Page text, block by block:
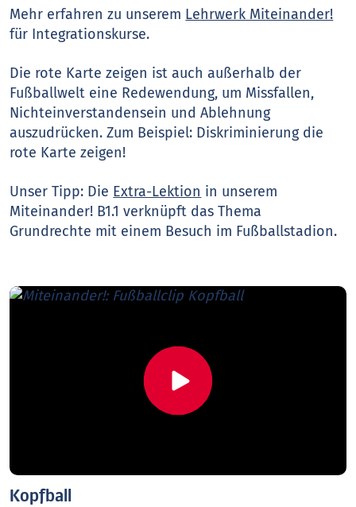
Mehr erfahren zu unserem Lehrwerk Miteinander!
für Integrationskurse.
Die rote Karte zeigen ist auch außerhalb der
Fußballwelt eine Redewendung, um Missfallen,
Nichteinverstandensein und Ablehnung
auszudrücken. Zum Beispiel: Diskriminierung die
rote Karte zeigen!
Unser Tipp: Die Extra-Lektion in unserem
Miteinander! B1.1 verknüpft das Thema
Grundrechte mit einem Besuch im Fußballstadion.
Kopfball